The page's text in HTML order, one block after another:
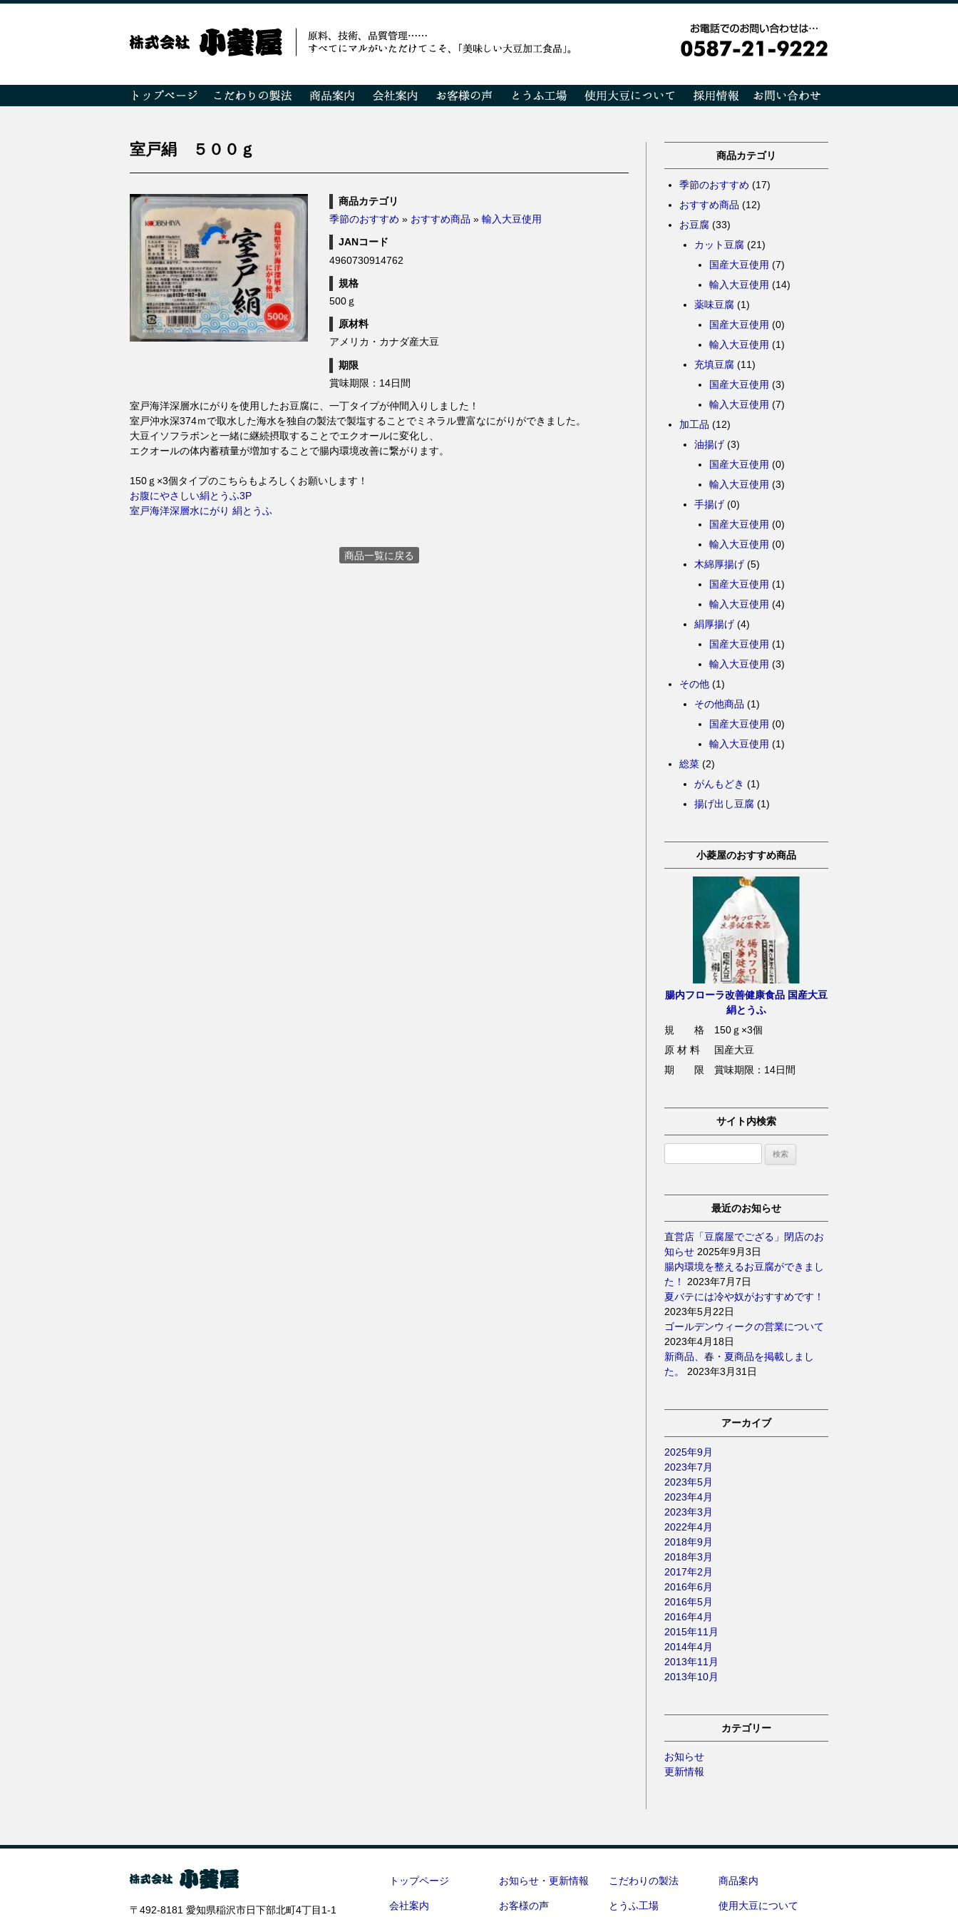
室戸絹 ５００ｇ
商品カテゴリ
季節のおすすめ » おすすめ商品 » 輸入大豆使用
JANコード
4960730914762
規格
500ｇ
原材料
アメリカ・カナダ産大豆
期限
賞味期限：14日間
室戸海洋深層水にがりを使用したお豆腐に、一丁タイプが仲間入りしました！
室戸沖水深374ｍで取水した海水を独自の製法で製塩することでミネラル豊富なにがりができました。
大豆イソフラボンと一緒に継続摂取することでエクオールに変化し、
エクオールの体内蓄積量が増加することで腸内環境改善に繋がります。
150ｇ×3個タイプのこちらもよろしくお願いします！
お腹にやさしい絹とうふ3P
室戸海洋深層水にがり 絹とうふ
商品一覧に戻る
商品カテゴリ
季節のおすすめ (17)
おすすめ商品 (12)
お豆腐 (33)
カット豆腐 (21)
国産大豆使用 (7)
輸入大豆使用 (14)
薬味豆腐 (1)
国産大豆使用 (0)
輸入大豆使用 (1)
充填豆腐 (11)
国産大豆使用 (3)
輸入大豆使用 (7)
加工品 (12)
油揚げ (3)
国産大豆使用 (0)
輸入大豆使用 (3)
手揚げ (0)
国産大豆使用 (0)
輸入大豆使用 (0)
木綿厚揚げ (5)
国産大豆使用 (1)
輸入大豆使用 (4)
絹厚揚げ (4)
国産大豆使用 (1)
輸入大豆使用 (3)
その他 (1)
その他商品 (1)
国産大豆使用 (0)
輸入大豆使用 (1)
総菜 (2)
がんもどき (1)
揚げ出し豆腐 (1)
小菱屋のおすすめ商品
腸内フローラ改善健康食品 国産大豆
絹とうふ
規 格
150ｇ×3個
原 材 料
国産大豆
期 限
賞味期限：14日間
サイト内検索
索:
最近のお知らせ
直営店「豆腐屋でござる」閉店のお
知らせ 2025年9月3日
腸内環境を整えるお豆腐ができまし
た！
2023年7月7日
夏バテには冷や奴がおすすめです！
2023年5月22日
ゴールデンウィークの営業について
2023年4月18日
新商品、春・夏商品を掲載しまし
た。
2023年3月31日
アーカイブ
2025年9月
2023年7月
2023年5月
2023年4月
2023年3月
2022年4月
2018年9月
2018年3月
2017年2月
2016年6月
2016年5月
2016年4月
2015年11月
2014年4月
2013年11月
2013年10月
カテゴリー
お知らせ
更新情報
〒492-8181 愛知県稲沢市日下部北町4丁目1-1
トップページ お知らせ・更新情報 こだわりの製法 商品案内
会社案内 お客様の声 とうふ工場 使用大豆について